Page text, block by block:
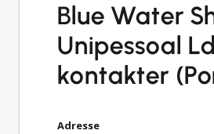
Blue Water
Unipessoal
kontakter
Adresse